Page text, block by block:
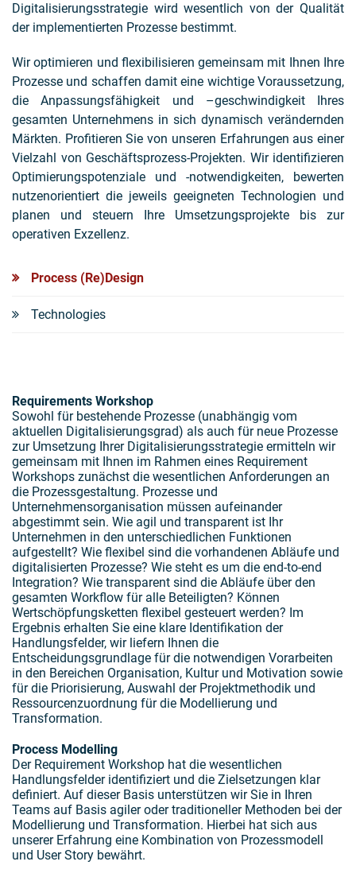
Digitalisierungsstrategie wird wesentlich von der Qualität
der implementierten Prozesse bestimmt.
Wir optimieren und flexibilisieren gemeinsam mit Ihnen Ihre
Prozesse und schaffen damit eine wichtige Voraussetzung,
die Anpassungsfähigkeit und –geschwindigkeit Ihres
gesamten Unternehmens in sich dynamisch verändernden
Märkten. Profitieren Sie von unseren Erfahrungen aus einer
Vielzahl von Geschäftsprozess-Projekten. Wir identifizieren
Optimierungspotenziale und -notwendigkeiten, bewerten
nutzenorientiert die jeweils geeigneten Technologien und
planen und steuern Ihre Umsetzungsprojekte bis zur
operativen Exzellenz.
Process (Re)Design
Technologies
Requirements Workshop
Sowohl für bestehende Prozesse (unabhängig vom
aktuellen Digitalisierungsgrad) als auch für neue Prozesse
zur Umsetzung Ihrer Digitalisierungsstrategie ermitteln wir
gemeinsam mit Ihnen im Rahmen eines Requirement
Workshops zunächst die wesentlichen Anforderungen an
die Prozessgestaltung. Prozesse und
Unternehmensorganisation müssen aufeinander
abgestimmt sein. Wie agil und transparent ist Ihr
Unternehmen in den unterschiedlichen Funktionen
aufgestellt? Wie flexibel sind die vorhandenen Abläufe und
digitalisierten Prozesse? Wie steht es um die end-to-end
Integration? Wie transparent sind die Abläufe über den
gesamten Workflow für alle Beteiligten? Können
Wertschöpfungsketten flexibel gesteuert werden? Im
Ergebnis erhalten Sie eine klare Identifikation der
Handlungsfelder, wir liefern Ihnen die
Entscheidungsgrundlage für die notwendigen Vorarbeiten
in den Bereichen Organisation, Kultur und Motivation sowie
für die Priorisierung, Auswahl der Projektmethodik und
Ressourcenzuordnung für die Modellierung und
Transformation.
Process Modelling
Der Requirement Workshop hat die wesentlichen
Handlungsfelder identifiziert und die Zielsetzungen klar
definiert. Auf dieser Basis unterstützen wir Sie in Ihren
Teams auf Basis agiler oder traditioneller Methoden bei der
Modellierung und Transformation. Hierbei hat sich aus
unserer Erfahrung eine Kombination von Prozessmodell
und User Story bewährt.